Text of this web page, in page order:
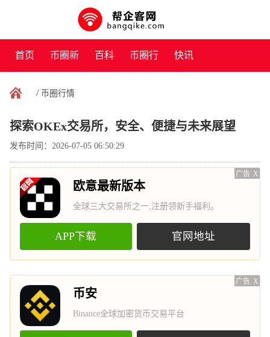
首页 币圈新
闻
百科 币圈行 快讯
/ 币圈行情
探索OKEx交易所，安全、便捷与未来展望
发布时间：2026-07-05 06:50:29
广告 X
欧意最新版本
全球三大交易所之一,注册领新手福利。
APP下载 官网地址
广告 X
币安
Binance全球加密货币交易平台